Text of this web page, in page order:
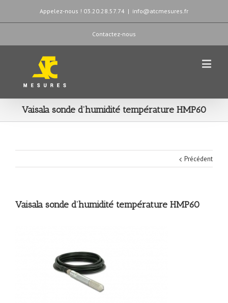
Appelez-nous ! 03.20.28.57.74 | info@atcmesures.fr
Contactez-nous
Vaisala sonde d’humidité température HMP60
Précédent
Vaisala sonde d’humidité température HMP60